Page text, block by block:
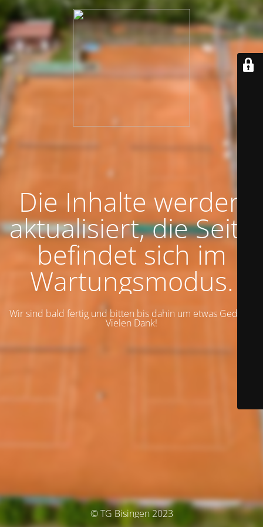
Die Inhalte werden
aktualisiert, die Seite
befindet sich im
Wartungsmodus.
Wir sind bald fertig und bitten bis dahin um etwas Geduld.
Vielen Dank!
© TG Bisingen 2023